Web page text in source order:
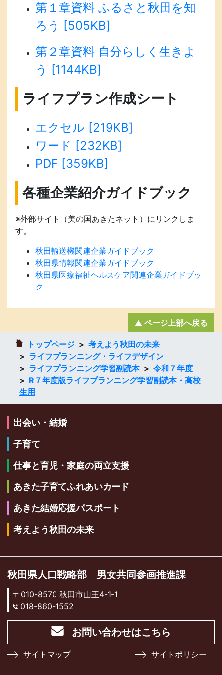
第１ 章資料 ふるさと秋田を知
ろう [505KB]
第２章資料 自分らしく生きよ
う [1144KB]
ライフプラン作成シート
エクセル [219KB]
ワード [232KB]
PDF [359KB]
各種企業紹介ガイドブック
※外部サイト（美の国あきたネット）にリンクしま
す。
秋田輸送機関連企業ガイドブック
秋田県情報関連企業ガイドブック
秋田県医療福祉ヘルスケア関連企業ガイドブッ
ク
トップページ
考えよう秋田の未来
ライフプランニング・ライフデザイン
ライフプランニング学習副読本
令和７年度
R７年度版ライフプランニング学習副読本・高校
生用
ページ上部へ戻る
出会い・結婚
子育て
仕事と育児・家庭の両立支援
あきた子育てふれあいカード
あきた結婚応援パスポート
考えよう秋田の未来
秋田県人口戦略部 男女共同参画推進課
〒010-8570 秋田市山王4-1-1
018-860-1552
お問い合わせはこちら
サイトマップ サイトポリシー